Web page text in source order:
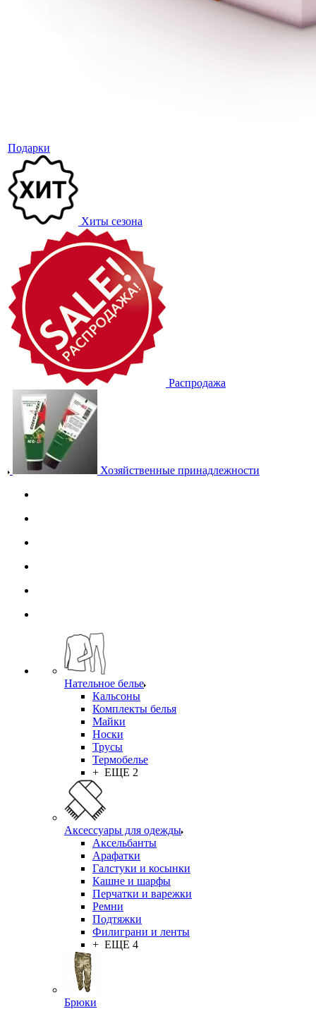
Подарки
Хиты сезона
Распродажа
Хозяйственные принадлежности
Нательное белье
Кальсоны
Комплекты белья
Майки
Носки
Трусы
Термобелье
+ ЕЩЕ 2
Аксессуары для одежды
Аксельбанты
Арафатки
Галстуки и косынки
Кашне и шарфы
Перчатки и варежки
Ремни
Подтяжки
Филиграни и ленты
+ ЕЩЕ 4
Брюки